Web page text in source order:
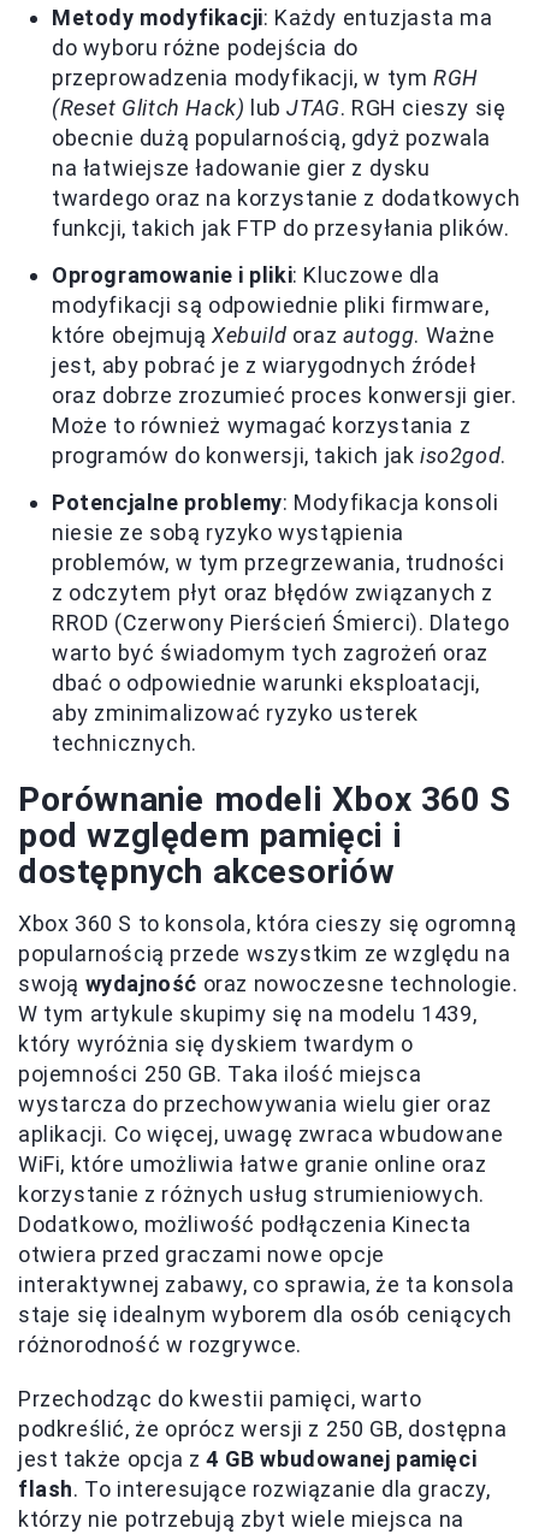
Metody modyfikacji: Każdy entuzjasta ma
do wyboru różne podejścia do
przeprowadzenia modyfikacji, w tymRGH
(Reset Glitch Hack) lubJTAG. RGH cieszy się
obecnie dużą popularnością, gdyż pozwala
na łatwiejsze ładowanie gier z dysku
twardego oraz na korzystanie z dodatkowych
funkcji, takich jak FTP do przesyłania plików.
Oprogramowanie i pliki: Kluczowe dla
modyfikacji są odpowiednie pliki firmware,
które obejmują Xebuild oraz autogg. Ważne
jest, aby pobrać je z wiarygodnych źródeł
oraz dobrze zrozumieć proces konwersji gier.
Może to również wymagać korzystania z
programów do konwersji, takich jakiso2god.
Potencjalne problemy: Modyfikacja konsoli
niesie ze sobą ryzyko wystąpienia
problemów, w tym przegrzewania, trudności
z odczytem płyt oraz błędów związanych z
RROD (Czerwony Pierścień Śmierci). Dlatego
warto być świadomym tych zagrożeń oraz
dbać o odpowiednie warunki eksploatacji,
aby zminimalizować ryzyko usterek
technicznych.
Porównanie modeli Xbox 360 S
pod względem pamięci i
dostępnych akcesoriów
Xbox 360 S to konsola, która cieszy się ogromną
popularnością przede wszystkim ze względu na
swoją wydajność oraz nowoczesne technologie.
W tym artykule skupimy się na modelu 1439,
który wyróżnia się dyskiem twardym o
pojemności 250 GB. Taka ilość miejsca
wystarcza do przechowywania wielu gier oraz
aplikacji. Co więcej, uwagę zwraca wbudowane
WiFi, które umożliwia łatwe granie online oraz
korzystanie z różnych usług strumieniowych.
Dodatkowo, możliwość podłączenia Kinecta
otwiera przed graczami nowe opcje
interaktywnej zabawy, co sprawia, że ta konsola
staje się idealnym wyborem dla osób ceniących
różnorodność w rozgrywce.
Przechodząc do kwestii pamięci, warto
podkreślić, że oprócz wersji z 250 GB, dostępna
jest także opcja z4 GB wbudowanej pamięci
flash. To interesujące rozwiązanie dla graczy,
którzy nie potrzebują zbyt wiele miejsca na